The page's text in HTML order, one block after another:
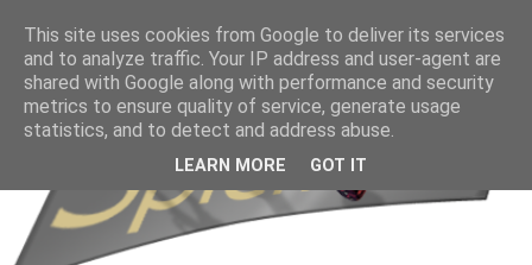
This site uses cookies from Google to deliver its services
and to analyze traffic. Your IP address and user-agent are
shared with Google along with performance and security
metrics to ensure quality of service, generate usage
statistics, and to detect and address abuse.
LEARN MORE GOT IT